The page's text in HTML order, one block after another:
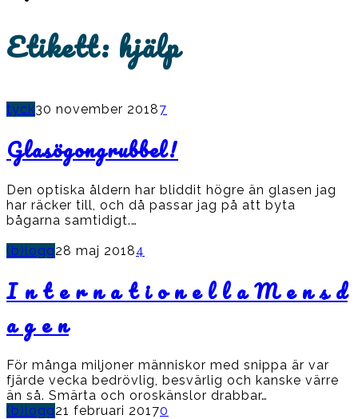
Etikett: hjälp
tyck30 november 20187
Glasögongrubbel!
Den optiska åldern har bliddit högre än glasen jag
har räcker till, och då passar jag på att byta
bågarna samtidigt.…
(b)logg28 maj 20184
I n t e r n a t i o n e l l a M e n s d
a g e n
För många miljoner människor med snippa är var
fjärde vecka bedrövlig, besvärlig och kanske värre
än så. Smärta och oroskänslor drabbar…
(b)logg21 februari 20170